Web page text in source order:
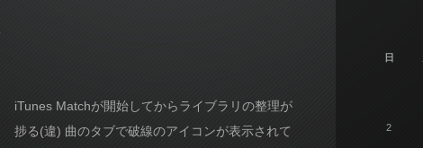
iTunes Matchが開始してからライブラリの整理が
捗る(違) 曲のタブで破線のアイコンが表示されて
日
2